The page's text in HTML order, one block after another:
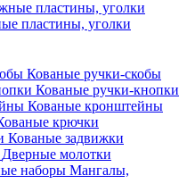
пластины, уголки
Кованые ручки-скобы
Кованые ручки-кнопки
Кованые кронштейны
крючки
Кованые задвижки
Дверные молотки
Мангалы,